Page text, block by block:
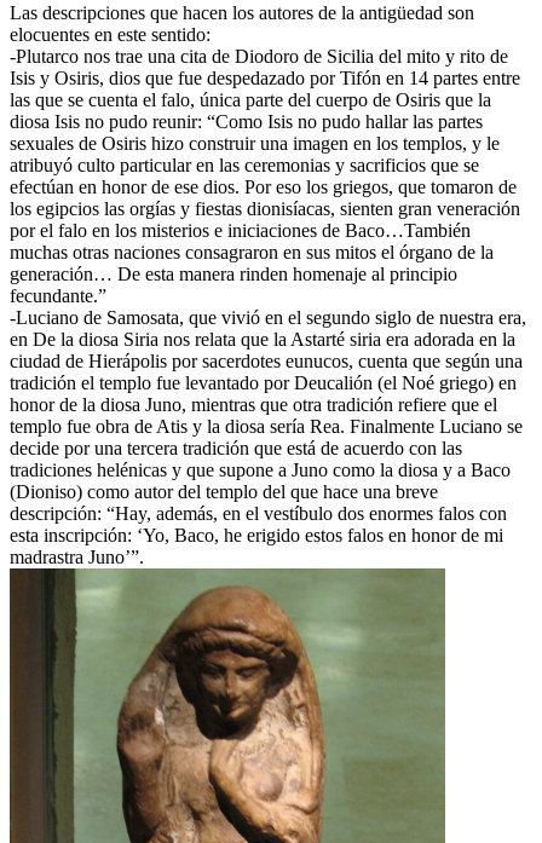
Las descripciones que hacen los autores de la antigüedad son
elocuentes en este sentido:
-Plutarco nos trae una cita de Diodoro de Sicilia del mito y rito de
Isis y Osiris, dios que fue despedazado por Tifón en 14 partes entre
las que se cuenta el falo, única parte del cuerpo de Osiris que la
diosa Isis no pudo reunir: “Como Isis no pudo hallar las partes
sexuales de Osiris hizo construir una imagen en los templos, y le
atribuyó culto particular en las ceremonias y sacrificios que se
efectúan en honor de ese dios. Por eso los griegos, que tomaron de
los egipcios las orgías y fiestas dionisíacas, sienten gran veneración
por el falo en los misterios e iniciaciones de Baco…También
muchas otras naciones consagraron en sus mitos el órgano de la
generación… De esta manera rinden homenaje al principio
fecundante.”
-Luciano de Samosata, que vivió en el segundo siglo de nuestra era,
en De la diosa Siria nos relata que la Astarté siria era adorada en la
ciudad de Hierápolis por sacerdotes eunucos, cuenta que según una
tradición el templo fue levantado por Deucalión (el Noé griego) en
honor de la diosa Juno, mientras que otra tradición refiere que el
templo fue obra de Atis y la diosa sería Rea. Finalmente Luciano se
decide por una tercera tradición que está de acuerdo con las
tradiciones helénicas y que supone a Juno como la diosa y a Baco
(Dioniso) como autor del templo del que hace una breve
descripción: “Hay, además, en el vestíbulo dos enormes falos con
esta inscripción: ‘Yo, Baco, he erigido estos falos en honor de mi
madrastra Juno’”.